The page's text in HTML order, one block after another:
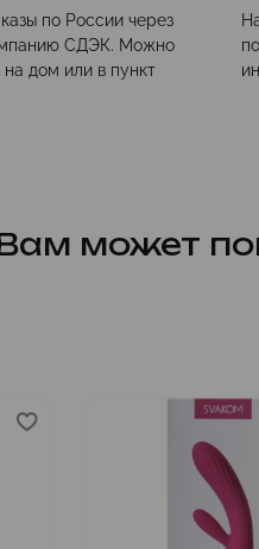
по России через
СДЭК. Можно
дом или в пункт
может